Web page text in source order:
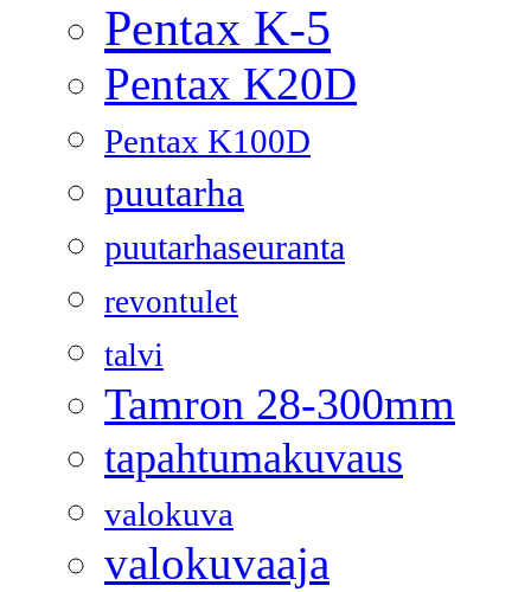
Pentax K-5
Pentax K20D
Pentax K100D
puutarha
puutarhaseuranta
revontulet
talvi
Tamron 28-300mm
tapahtumakuvaus
valokuva
valokuvaaja